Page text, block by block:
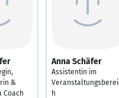
&
Coach
Anna Schäfer
Assistentin im
h